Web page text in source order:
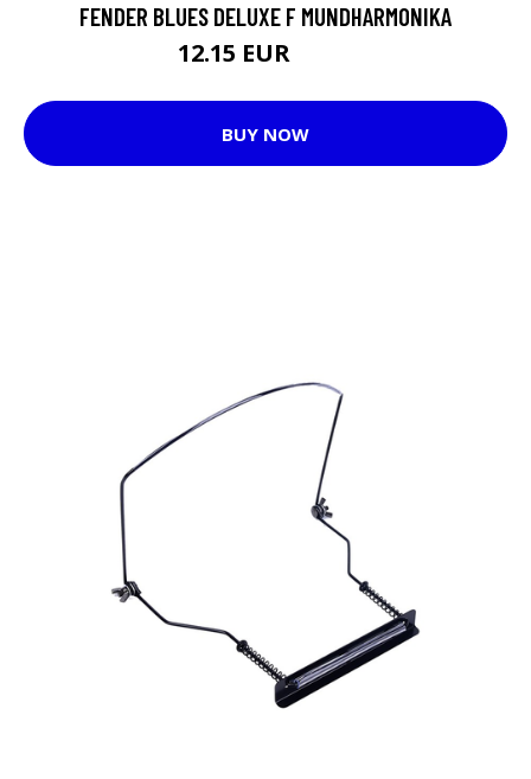
FENDER BLUES DELUXE F MUNDHARMONIKA
12.15 EUR
BUY NOW